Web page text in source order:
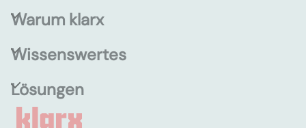
Warum klarx
Wissenswertes
Lösungen